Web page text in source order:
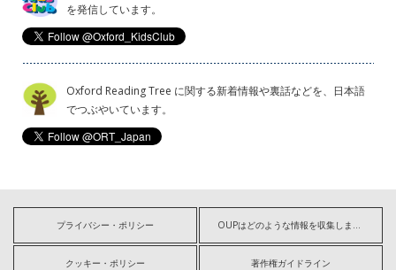
を発信しています。
Oxford Reading Tree に関する新着情報や裏話などを、日本語
でつぶやいています。
プライバシー・ポリシー OUPはどのような情報を収集しますか?
クッキー・ポリシー 著作権ガイドライン